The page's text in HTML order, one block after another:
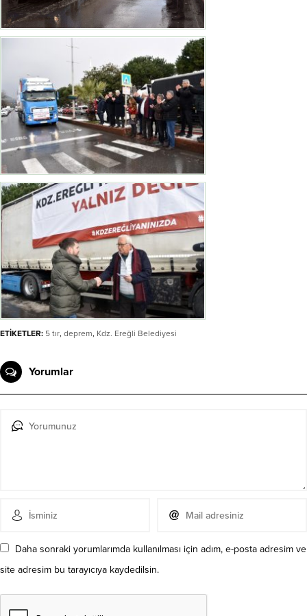
ETİKETLER: 5 tır, deprem, Kdz. Ereğli Belediyesi
Yorumlar
Daha sonraki yorumlarımda kullanılması için adım, e-posta adresim ve
site adresim bu tarayıcıya kaydedilsin.